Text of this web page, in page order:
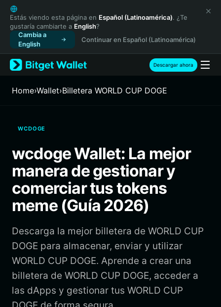
English
日本語
Tiếng Việt
Русский
Español (Latinoamérica)
Türkçe
Français
繁體中文
Bahasa Indonesia
ภาษาไทย
Español
Português (Brasil)
Estás viendo esta página en Español (Latinoamérica). ¿Te
gustaría cambiarte a English?
Cambia a
English
Continuar en Español (Latinoamérica)
Descargar ahora
Home›Wallet›Billetera WORLD CUP DOGE
WCDOGE
wcdoge Wallet: La mejor
manera de gestionar y
comerciar tus tokens
meme (Guía 2026)
Descarga la mejor billetera de WORLD CUP
DOGE para almacenar, enviar y utilizar
WORLD CUP DOGE. Aprende a crear una
billetera de WORLD CUP DOGE, acceder a
las dApps y gestionar tus WORLD CUP